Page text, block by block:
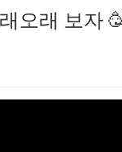
오래 보자